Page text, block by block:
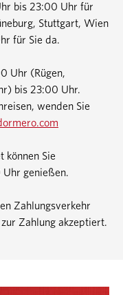
bis 23:00 Uhr für
Stuttgart, Wien
für Sie da.
Uhr (Rügen,
bis 23:00 Uhr.
wenden Sie
können Sie
genießen.
Zahlungsverkehr
Zahlung akzeptiert.